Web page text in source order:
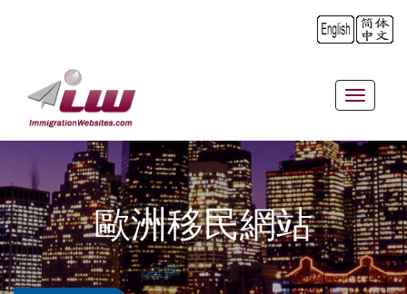
Toggle
歐洲移民網站